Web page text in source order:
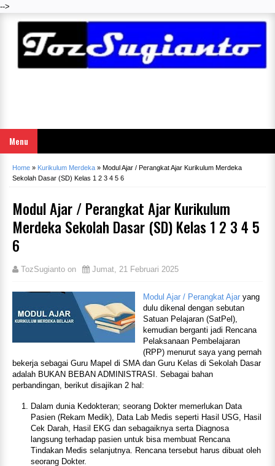
-->
Menu
Home » Kurikulum Merdeka » Modul Ajar / Perangkat Ajar Kurikulum Merdeka
Sekolah Dasar (SD) Kelas 1 2 3 4 5 6
Modul Ajar / Perangkat Ajar Kurikulum
Merdeka Sekolah Dasar (SD) Kelas 1 2 3 4 5
6
TozSugianto on Jumat, 21 Februari 2025
Modul Ajar / Perangkat Ajar yang
dulu dikenal dengan sebutan
Satuan Pelajaran (SatPel),
kemudian berganti jadi Rencana
Pelaksanaan Pembelajaran
(RPP) menurut saya yang pernah
bekerja sebagai Guru Mapel di SMA dan Guru Kelas di Sekolah Dasar
adalah BUKAN BEBAN ADMINISTRASI. Sebagai bahan
perbandingan, berikut disajikan 2 hal:
Dalam dunia Kedokteran; seorang Dokter memerlukan Data
Pasien (Rekam Medik), Data Lab Medis seperti Hasil USG, Hasil
Cek Darah, Hasil EKG dan sebagaiknya serta Diagnosa
langsung terhadap pasien untuk bisa membuat Rencana
Tindakan Medis selanjutnya. Rencana tersebut harus dibuat oleh
seorang Dokter.